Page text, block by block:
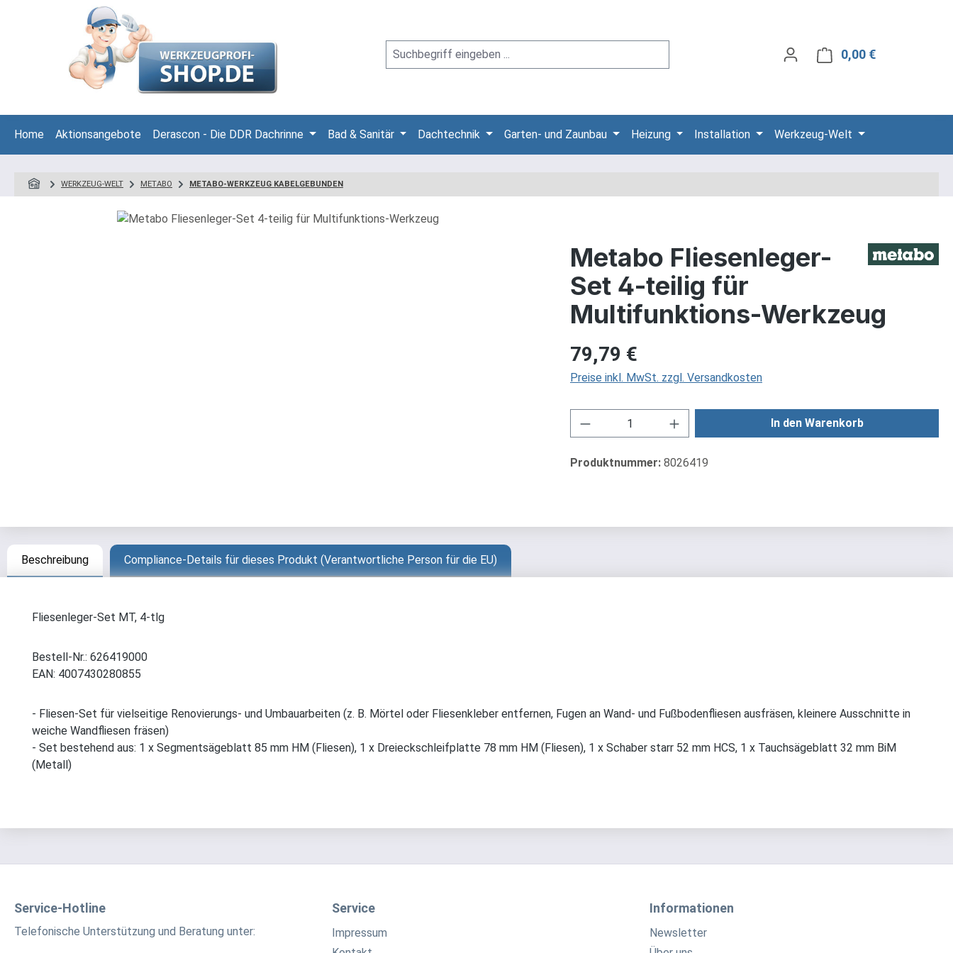
Hauptinhalt springen
Zur Suche springen
Zur Hauptnavigation springen
0,00 €Warenkorb
Home Aktionsangebote Derascon - Die DDR Dachrinne Bad & Sanitär Dachtechnik Garten- und Zaunbau Heizung Installation Werkzeug-Welt
WERKZEUG-WELT METABO METABO-WERKZEUG KABELGEBUNDEN
Bildergalerie überspringen
Metabo Fliesenleger-
Set 4-teilig für
Multifunktions-Werkzeug
Regulärer Preis:
79,79 €
Preise inkl. MwSt. zzgl. Versandkosten
Produkt Anzahl: Gib den gewünschten Wert ein
In den Warenkorb
Produktnummer: 8026419
Beschreibung Compliance-Details für dieses Produkt (Verantwortliche Person für die EU)
Fliesenleger-Set MT, 4-tlg
Bestell-Nr.: 626419000
EAN: 4007430280855
- Fliesen-Set für vielseitige Renovierungs- und Umbauarbeiten (z. B. Mörtel oder Fliesenkleber entfernen, Fugen an Wand- und Fußbodenfliesen ausfräsen, kleinere Ausschnitte in
weiche Wandfliesen fräsen)
- Set bestehend aus: 1 x Segmentsägeblatt 85 mm HM (Fliesen), 1 x Dreieckschleifplatte 78 mm HM (Fliesen), 1 x Schaber starr 52 mm HCS, 1 x Tauchsägeblatt 32 mm BiM
(Metall)
Service-Hotline
Telefonische Unterstützung und Beratung unter:
Service
Impressum
Informationen
Newsletter